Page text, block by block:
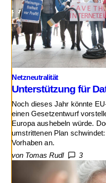
Netzneutralität
Unterstützung für
Noch dieses Jahr könnte
einen Gesetzentwurf
Europa aushebeln würde.
umstrittenen Plan
Vorhaben an.
von Tomas Rudl
3